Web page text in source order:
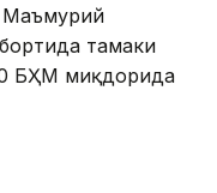
Маъмурий
тамаки
БҲМ миқдорида